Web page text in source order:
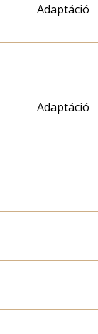
Adaptáció
Adaptáció